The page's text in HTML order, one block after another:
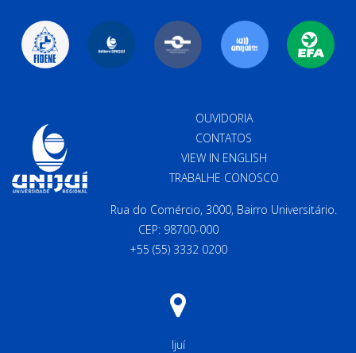
OUVIDORIA
CONTATOS
VIEW IN ENGLISH
TRABALHE CONOSCO
Rua do Comércio, 3000, Bairro Universitário.
CEP: 98700-000
+55 (55) 3332 0200
Ijuí